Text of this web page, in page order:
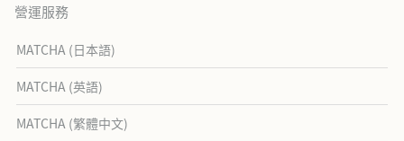
營運服務
MATCHA (日本語)
MATCHA (英語)
MATCHA (繁體中文)